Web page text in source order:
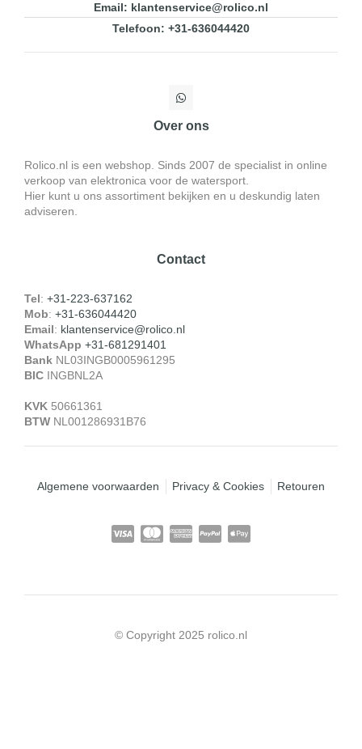
Email: klantenservice@rolico.nl
Telefoon: +31-636044420
Over ons
Rolico.nl is een webshop. Sinds 2007 de specialist in online
verkoop van elektronica voor de watersport.
Hier kunt u ons assortiment bekijken en u deskundig laten
adviseren.
Contact
Tel: +31-223-637162
Mob: +31-636044420
Email: klantenservice@rolico.nl
WhatsApp +31-681291401
Bank NL03INGB0005961295
BIC INGBNL2A
KVK 50661361
BTW NL001286931B76
Algemene voorwaarden Privacy & Cookies Retouren
© Copyright 2025 rolico.nl